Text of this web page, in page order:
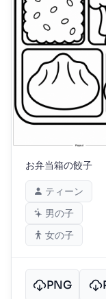
お弁当箱の餃子
ティーン
男の子
女の子
PNG